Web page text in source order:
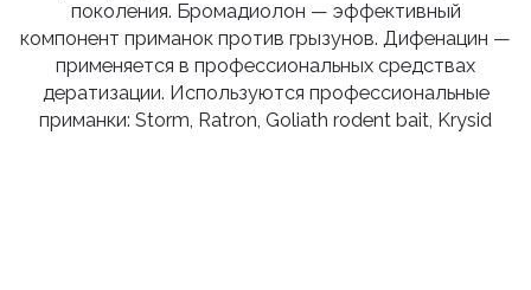
поколения. Бромадиолон — эффективный
компонент приманок против грызунов. Дифенацин —
применяется в профессиональных средствах
дератизации. Используются профессиональные
приманки: Storm, Ratron, Goliath rodent bait, Krysid